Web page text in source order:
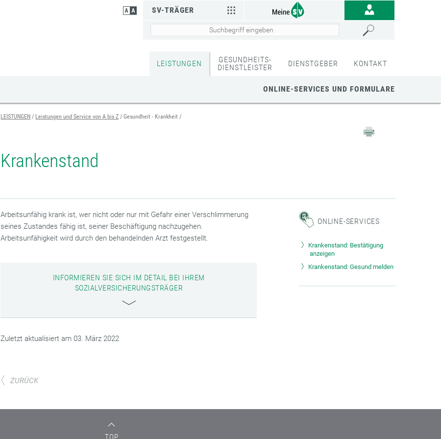
SV-TRÄGER
LEISTUNGEN
GESUNDHEITS-
DIENSTLEISTER
DIENSTGEBER KONTAKT
ONLINE-SERVICES UND FORMULARE
LEISTUNGEN Leistungen und Service von A bis Z Gesundheit - Krankheit
Krankenstand
Arbeitsunfähig krank ist, wer nicht oder nur mit Gefahr einer Verschlimmerung
seines Zustandes fähig ist, seiner Beschäftigung nachzugehen.
Arbeitsunfähigkeit wird durch den behandelnden Arzt festgestellt.
INFORMIEREN SIE SICH IM DETAIL BEI IHREM
SOZIALVERSICHERUNGSTRÄGER
Zuletzt aktualisiert am 03. März 2022
ONLINE-SERVICES
Krankenstand: Bestätigung
anzeigen
Krankenstand: Gesund melden
ZURÜCK
TOP